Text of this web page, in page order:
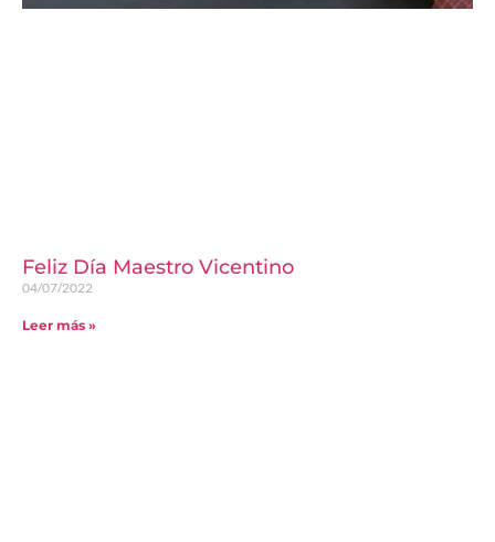
Feliz Día Maestro Vicentino
04/07/2022
Leer más »